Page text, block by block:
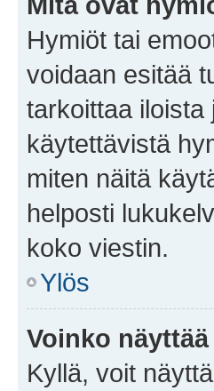
Hymiöt tai
voidaan esitää
tarkoittaa
käytettävistä
miten näitä
helposti
koko viestin.
Ylös
Voinko
Kyllä, voit